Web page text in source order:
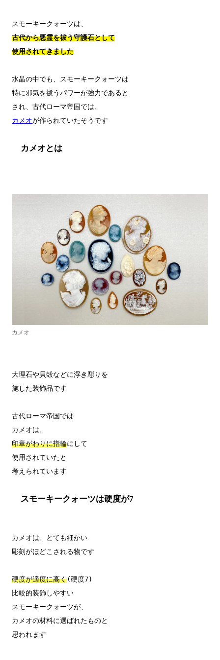
古代から悪霊を祓う守護石として
使用されてきました
水晶の中でも、スモーキークォーツは
特に邪気を祓うパワーが強力であると
カメオ
カメオとは
カメオ
大理石や貝殻などに浮き彫りを
施した装飾品です
古代ローマ帝国では
印章がわりに指輪にして
使用されていたと
スモーキークォーツは硬度が7
カメオは、とても細かい
彫刻がほどこされる物です
硬度が適度に高く(硬度7)
比較的装飾しやすい
スモーキークォーツが、
カメオの材料に選ばれたものと